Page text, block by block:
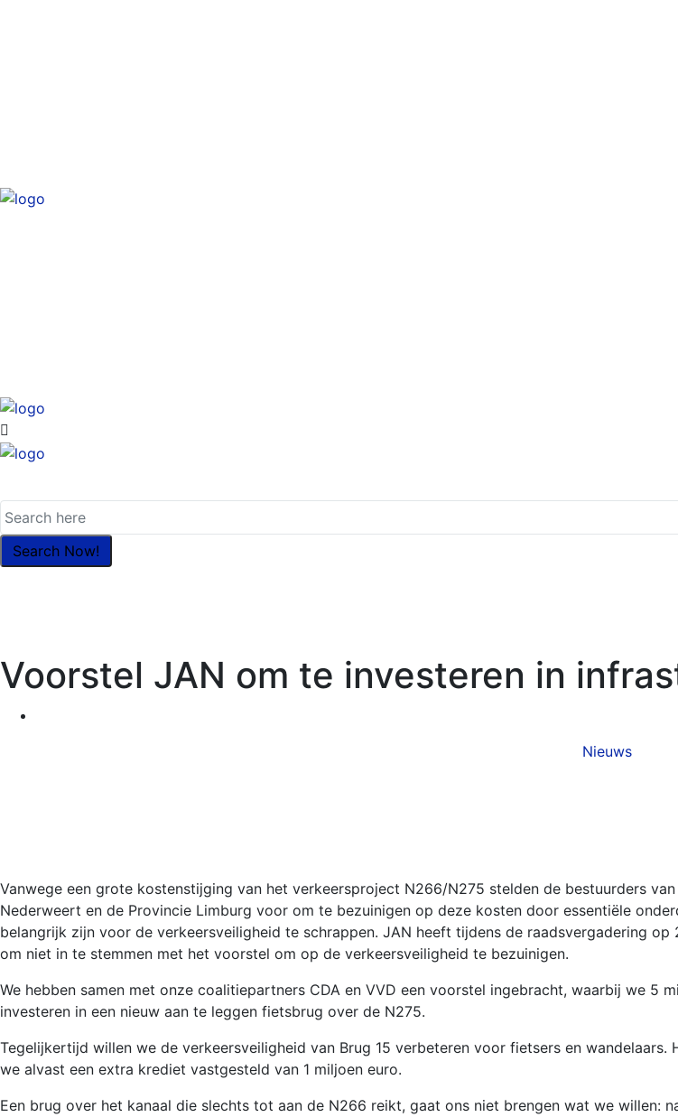
Nieuws
Voorstel JAN om te investeren in
Vanwege een grote kostenstijging van het verkeersproject N266/N275 stelden de bestuurders
Nederweert en de Provincie Limburg voor om te bezuinigen op deze kosten door essentiële
belangrijk zijn voor de verkeersveiligheid te schrappen. JAN heeft tijdens de raadsvergadering op
om niet in te stemmen met het voorstel om op de verkeersveiligheid te bezuinigen.
We hebben samen met onze coalitiepartners CDA en VVD een voorstel ingebracht, waarbij we 5
investeren in een nieuw aan te leggen fietsbrug over de N275.
Tegelijkertijd willen we de verkeersveiligheid van Brug 15 verbeteren voor fietsers en wandelaars.
we alvast een extra krediet vastgesteld van 1 miljoen euro.
Een brug over het kanaal die slechts tot aan de N266 reikt, gaat ons niet brengen wat we willen: